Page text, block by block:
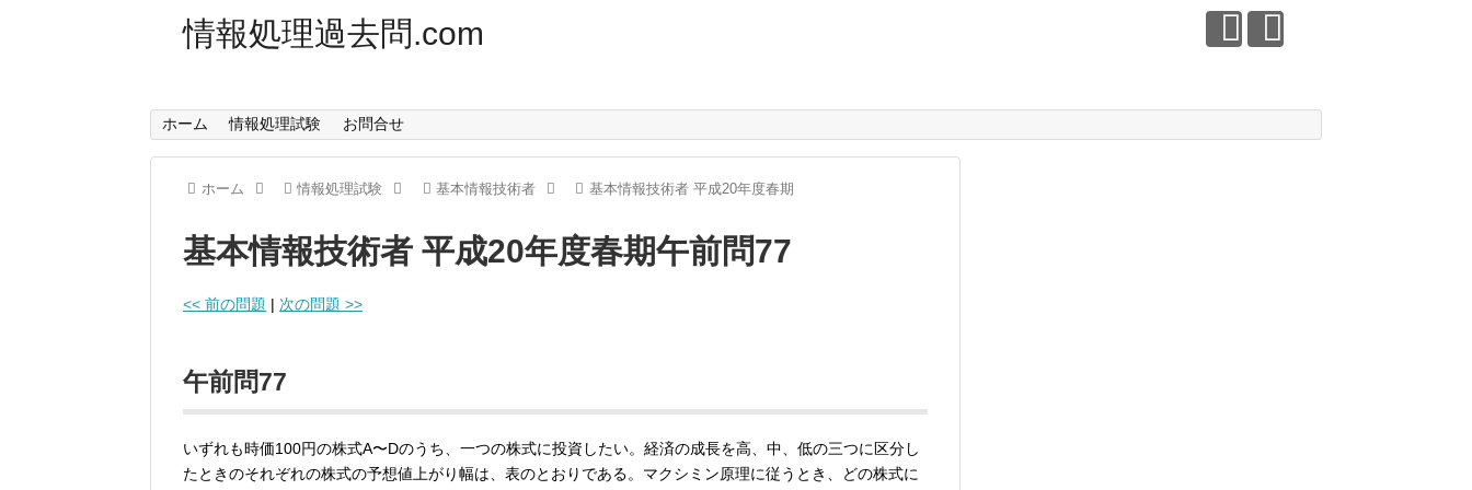
情報処理過去問.com
ホーム 情報処理試験 お問合せ
ホーム 情報処理試験 基本情報技術者 基本情報技術者 平成20年度春期
基本情報技術者 平成20年度春期午前問77
<< 前の問題 | 次の問題 >>
午前問77
いずれも時価100円の株式A〜Dのうち、一つの株式に投資したい。経済の成長を高、中、低の三つに区分し
たときのそれぞれの株式の予想値上がり幅は、表のとおりである。マクシミン原理に従うとき、どの株式に